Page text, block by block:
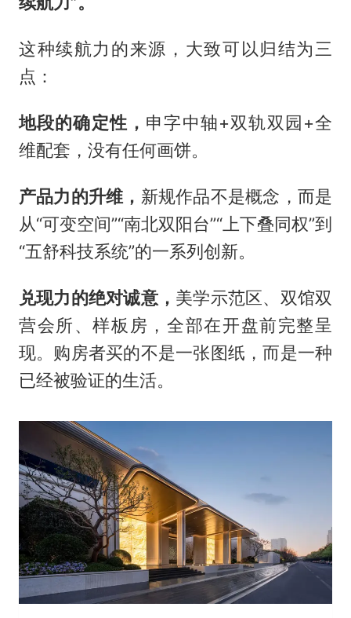
这种续航力的来源，大致可以归结为三
点：
地段的确定性 ， 申字中轴+双轨双园+全
维配套，没有任何画饼。
产品力的升维 ， 新规作品不是概念，而是
从“可变空间”“南北双阳台”“上下叠同权”到
“五舒科技系统”的一系列创新。
兑现力的绝对诚意， 美学示范区、双馆双
营会所、样板房，全部在开盘前完整呈
现。购房者买的不是一张图纸，而是一种
已经被验证的生活。